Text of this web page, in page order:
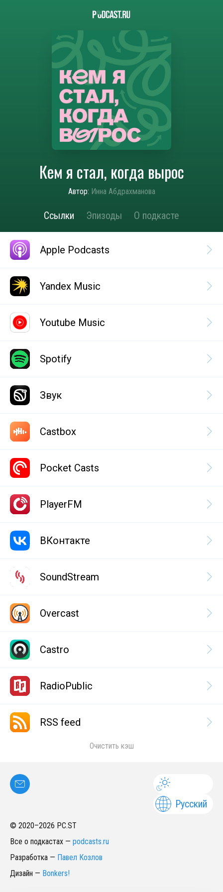
Кем я стал, когда вырос
Автор: Инна Абдрахманова
Ссылки Эпизоды О подкасте
Apple Podcasts
Yandex Music
Youtube Music
Spotify
Звук
Castbox
Pocket Casts
PlayerFM
ВКонтакте
SoundStream
Overcast
Castro
RadioPublic
RSS feed
Очистить кэш
Русский
© 2020–2026 PC.ST
Все о подкастах — podcasts.ru
Разработка — Павел Козлов
Дизайн — Bonkers!